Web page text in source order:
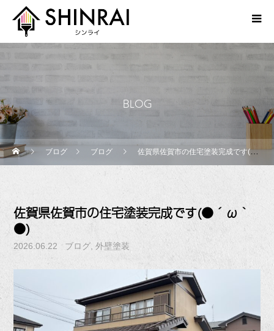
BLOG
ブログ ブログ 佐賀県佐賀市の住宅塗装完成です(●´ω｀●)
佐賀県佐賀市の住宅塗装完成です(●´ω｀
●)
2026.06.22 ブログ 外壁塗装